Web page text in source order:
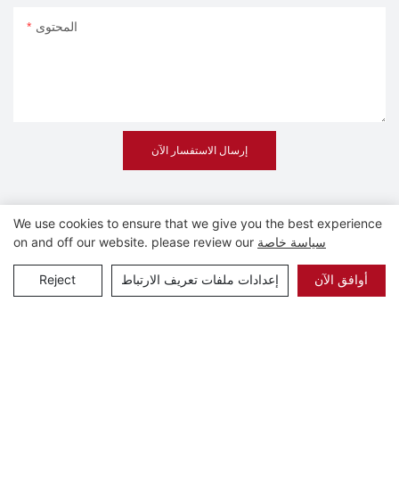
المحتوى
إرسال الاستفسار الآن
We use cookies to ensure that we give you the best experience
on and off our website. please review our سياسة خاصة
Reject إعدادات ملفات تعريف الارتباط أوافق الآن